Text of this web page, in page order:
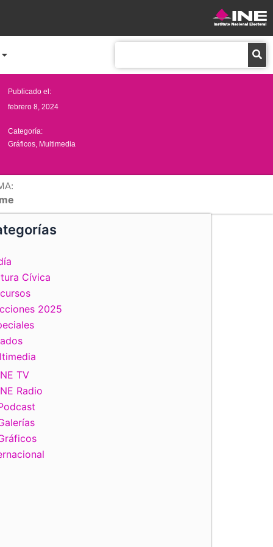
Publicado el:
febrero 8, 2024
Categoría:
Gráficos Multimedia
Cívica
2025
TV
Radio